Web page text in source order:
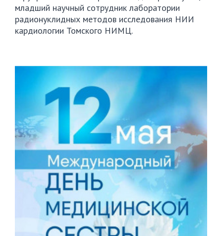
младший научный сотрудник лаборатории
радионуклидных методов исследования НИИ
кардиологии Томского НИМЦ.